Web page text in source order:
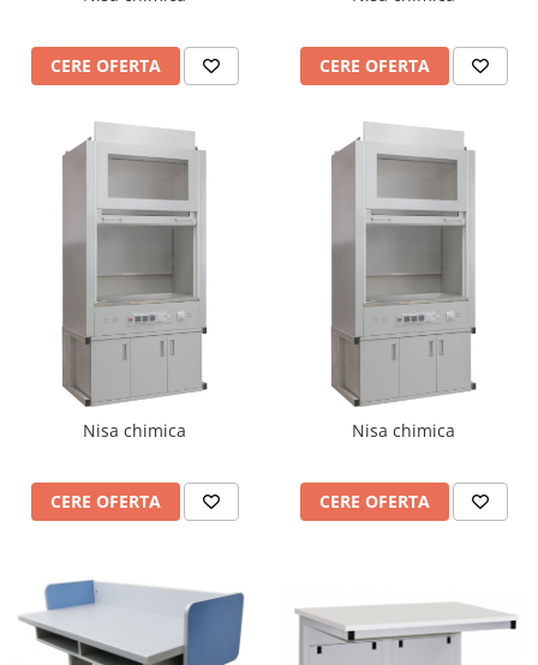
Panouri Afisare
Table magnetice din sticla
CERE OFERTA CERE OFERTA
Nisa chimica
CERE OFERTA
Nisa chimica
CERE OFERTA